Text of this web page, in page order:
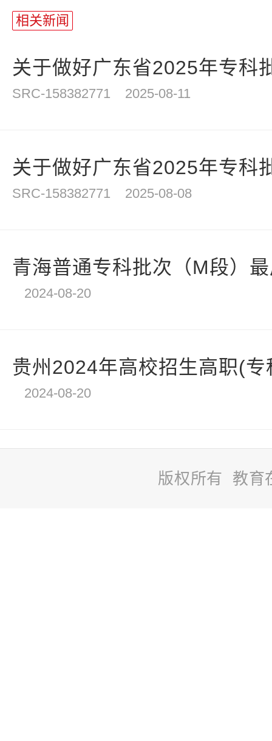
相关新闻
关于做好广东省2025年专科
SRC-158382771 2025-08-11
关于做好广东省2025年专科
SRC-158382771 2025-08-08
青海普通专科批次（M段）
2024-08-20
贵州2024年高校招生高职(
2024-08-20
版权所有 教育